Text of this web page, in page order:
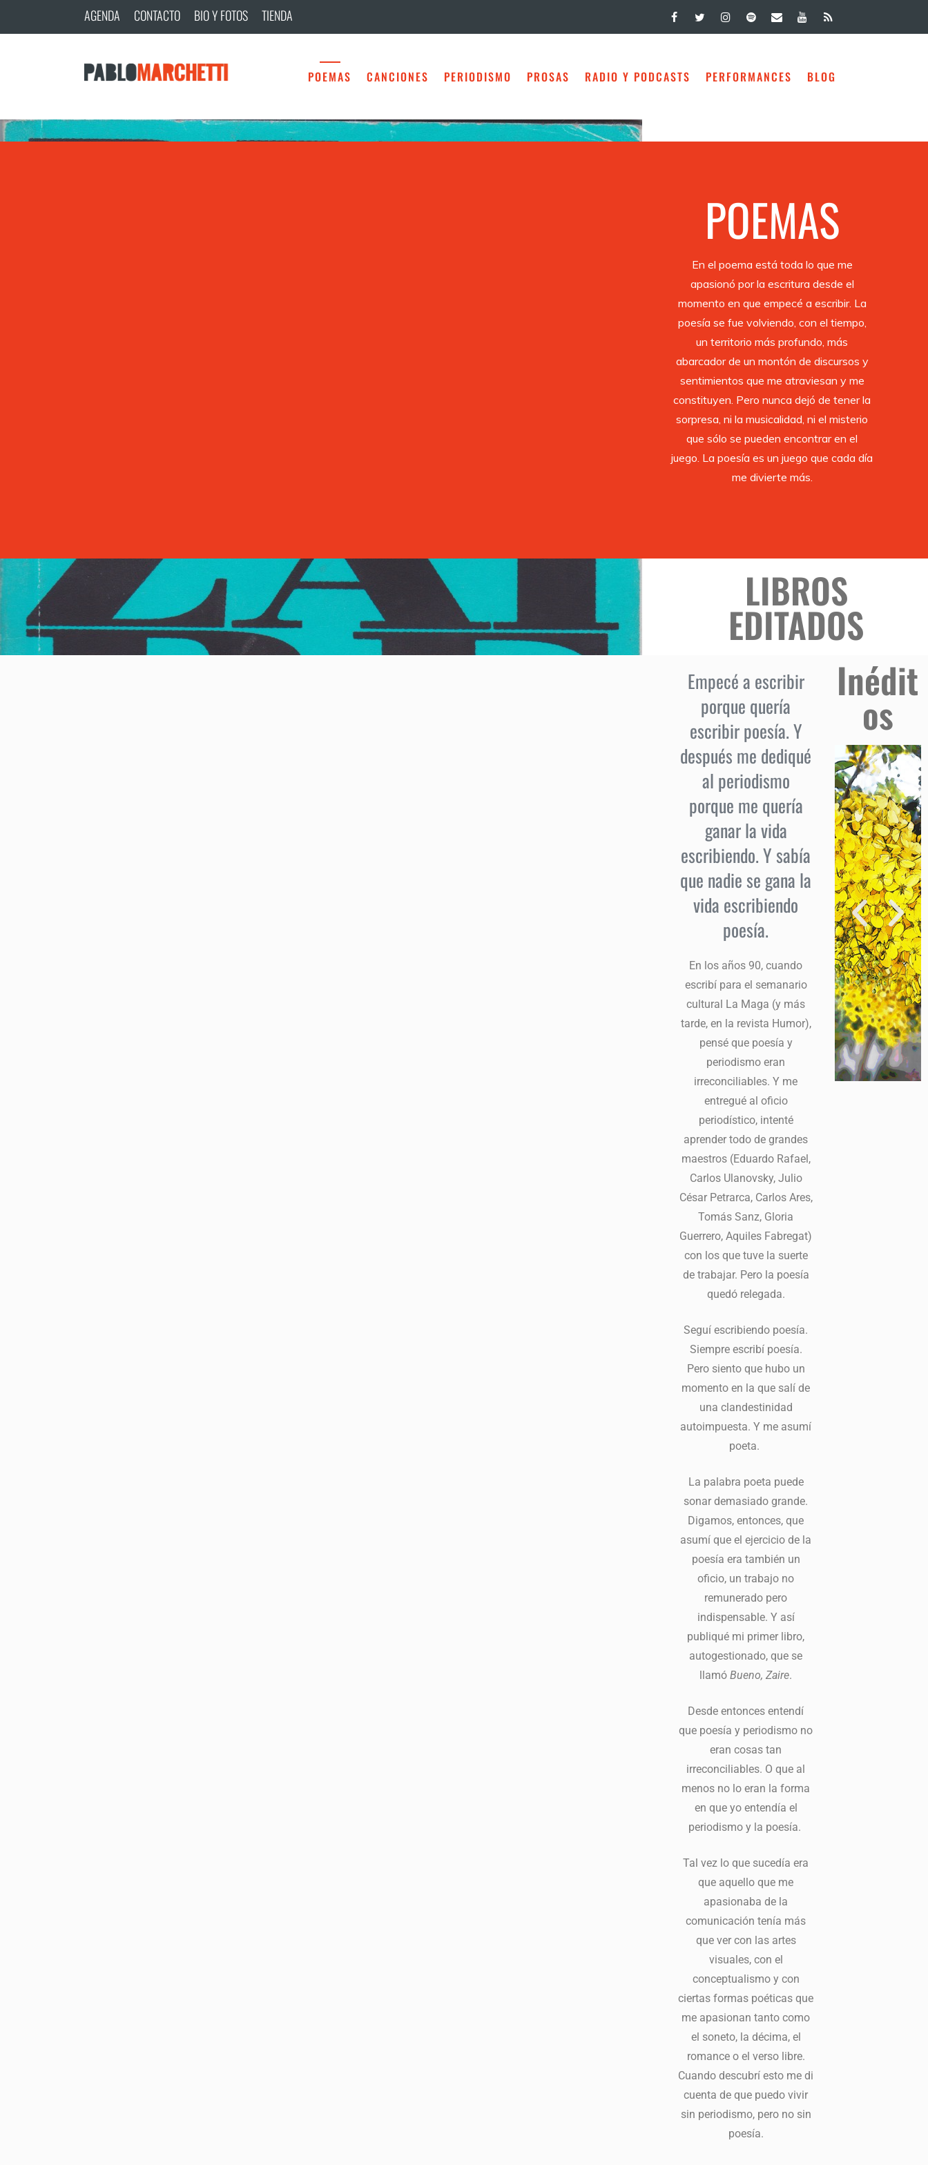
AGENDA CONTACTO BIO Y FOTOS TIENDA
POEMAS CANCIONES PERIODISMO PROSAS RADIO Y PODCASTS PERFORMANCES BLOG
POEMAS
En el poema está toda lo que me
apasionó por la escritura desde el
momento en que empecé a escribir. La
poesía se fue volviendo, con el tiempo,
un territorio más profundo, más
abarcador de un montón de discursos y
sentimientos que me atraviesan y me
constituyen. Pero nunca dejó de tener la
sorpresa, ni la musicalidad, ni el misterio
que sólo se pueden encontrar en el
juego. La poesía es un juego que cada día
me divierte más.
LIBROS
EDITADOS
Empecé a escribir
porque quería
escribir poesía. Y
después me dediqué
al periodismo
porque me quería
ganar la vida
escribiendo. Y sabía
que nadie se gana la
vida escribiendo
poesía.
En los años 90, cuando
escribí para el semanario
cultural La Maga (y más
tarde, en la revista Humor),
pensé que poesía y
periodismo eran
irreconciliables. Y me
entregué al oficio
periodístico, intenté
aprender todo de grandes
maestros (Eduardo Rafael,
Carlos Ulanovsky, Julio
César Petrarca, Carlos Ares,
Tomás Sanz, Gloria
Guerrero, Aquiles Fabregat)
con los que tuve la suerte
de trabajar. Pero la poesía
quedó relegada.
Seguí escribiendo poesía.
Siempre escribí poesía.
Pero siento que hubo un
momento en la que salí de
una clandestinidad
autoimpuesta. Y me asumí
poeta.
La palabra poeta puede
sonar demasiado grande.
Digamos, entonces, que
asumí que el ejercicio de la
poesía era también un
oficio, un trabajo no
remunerado pero
indispensable. Y así
publiqué mi primer libro,
autogestionado, que se
llamóBueno, Zaire.
Desde entonces entendí
que poesía y periodismo no
eran cosas tan
irreconciliables. O que al
menos no lo eran la forma
en que yo entendía el
periodismo y la poesía.
Tal vez lo que sucedía era
que aquello que me
apasionaba de la
comunicación tenía más
que ver con las artes
visuales, con el
conceptualismo y con
ciertas formas poéticas que
me apasionan tanto como
el soneto, la décima, el
romance o el verso libre.
Cuando descubrí esto me di
cuenta de que puedo vivir
sin periodismo, pero no sin
poesía.
Inédit
os